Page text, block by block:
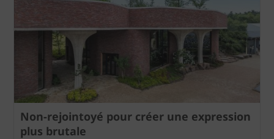
Non-rejointoyé pour créer une expression
plus brutale